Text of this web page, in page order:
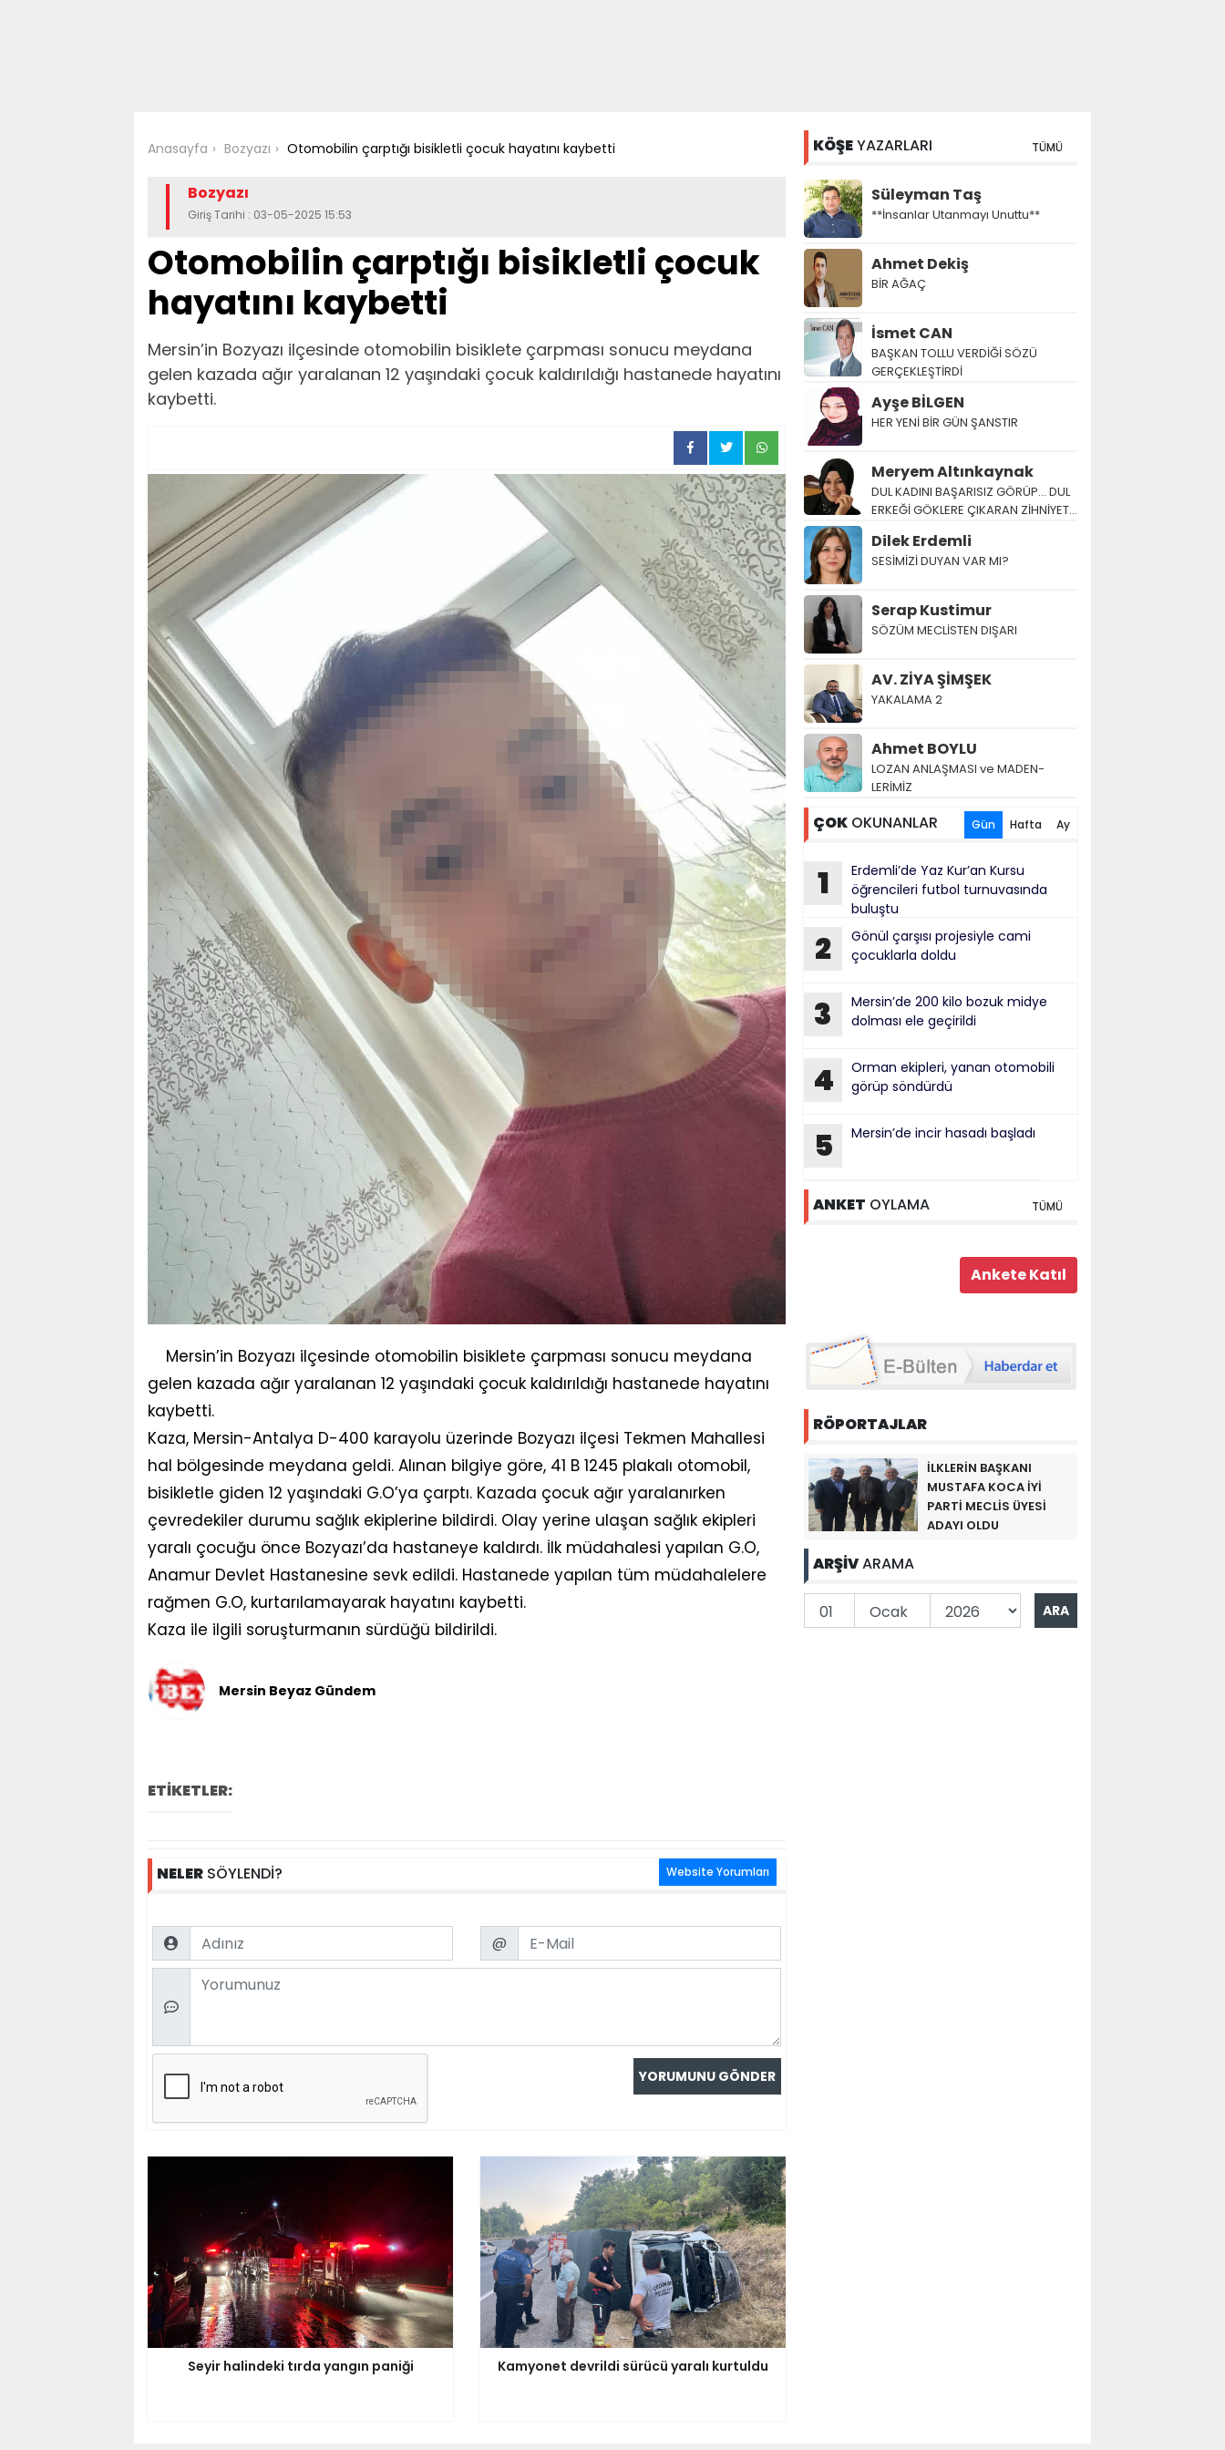
Anasayfa Bozyazı Otomobilin çarptığı bisikletli çocuk hayatını kaybetti
Bozyazı
Giriş Tarihi : 03-05-2025 15:53
Otomobilin çarptığı bisikletli çocuk
hayatını kaybetti
Mersin’in Bozyazı ilçesinde otomobilin bisiklete çarpması sonucu meydana
gelen kazada ağır yaralanan 12 yaşındaki çocuk kaldırıldığı hastanede hayatını
kaybetti.
Mersin’in Bozyazı ilçesinde otomobilin bisiklete çarpması sonucu meydana
gelen kazada ağır yaralanan 12 yaşındaki çocuk kaldırıldığı hastanede hayatını
kaybetti.
Kaza, Mersin-Antalya D-400 karayolu üzerinde Bozyazı ilçesi Tekmen Mahallesi
hal bölgesinde meydana geldi. Alınan bilgiye göre, 41 B 1245 plakalı otomobil,
bisikletle giden 12 yaşındaki G.O’ya çarptı. Kazada çocuk ağır yaralanırken
çevredekiler durumu sağlık ekiplerine bildirdi. Olay yerine ulaşan sağlık ekipleri
yaralı çocuğu önce Bozyazı’da hastaneye kaldırdı. İlk müdahalesi yapılan G.O,
Anamur Devlet Hastanesine sevk edildi. Hastanede yapılan tüm müdahalelere
rağmen G.O, kurtarılamayarak hayatını kaybetti.
Kaza ile ilgili soruşturmanın sürdüğü bildirildi.
Mersin Beyaz Gündem
ETİKETLER:
NELER SÖYLENDİ? Website Yorumları
Name Email
@
Comment
Seyir halindeki tırda yangın paniği Kamyonet devrildi sürücü yaralı kurtuldu
KÖŞEYAZARLARI TÜMÜ
Süleyman Taş
**İnsanlar Utanmayı Unuttu**
Ahmet Dekiş
BİR AĞAÇ
İsmet CAN
BAŞKAN TOLLU VERDİĞİ SÖZÜ
GERÇEKLEŞTİRDİ
Ayşe BİLGEN
HER YENİ BİR GÜN ŞANSTIR
Meryem Altınkaynak
DUL KADINI BAŞARISIZ GÖRÜP… DUL
ERKEĞİ GÖKLERE ÇIKARAN ZİHNİYET…
Dilek Erdemli
SESİMİZİ DUYAN VAR MI?
Serap Kustimur
SÖZÜM MECLİSTEN DIŞARI
AV. ZİYA ŞİMŞEK
YAKALAMA 2
Ahmet BOYLU
LOZAN AN­LAŞ­MA­SI ve MA­DEN­
LERİMİZ
ÇOK OKUNANLAR Gün Hafta Ay
1
Erdemli’de Yaz Kur’an Kursu
öğrencileri futbol turnuvasında
buluştu
2
Gönül çarşısı projesiyle cami
çocuklarla doldu
3
Mersin’de 200 kilo bozuk midye
dolması ele geçirildi
4
Orman ekipleri, yanan otomobili
görüp söndürdü
5 Mersin’de incir hasadı başladı
ANKET OYLAMA TÜMÜ
RÖPORTAJLAR
İLKLERİN BAŞKANI
MUSTAFA KOCA İYİ
PARTİ MECLİS ÜYESİ
ADAYI OLDU
ARŞİVARAMA